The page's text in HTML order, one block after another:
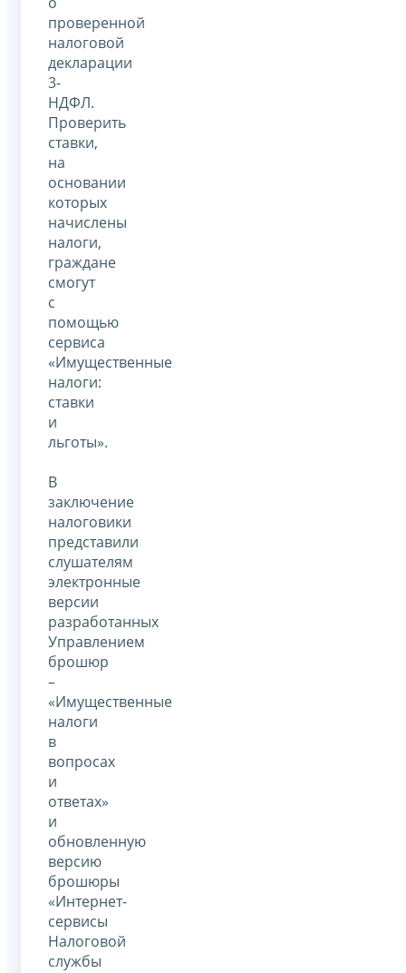
проверенной
налоговой
декларации
3-
НДФЛ.
Проверить
ставки,
на
основании
которых
начислены
налоги,
граждане
смогут
с
помощью
сервиса
«Имущественные
налоги:
ставки
и
льготы».
В
заключение
налоговики
представили
слушателям
электронные
версии
разработанных
Управлением
брошюр
–
«Имущественные
налоги
в
вопросах
и
ответах»
и
обновленную
версию
брошюры
«Интернет-
сервисы
Налоговой
службы